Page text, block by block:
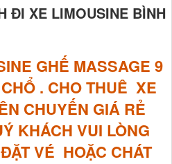
ĐI XE LIMOUSINE BÌNH
GHẾ MASSAGE 9
. CHO THUÊ XE
CHUYẾN GIÁ RẺ
KHÁCH VUI LÒNG
VÉ HOẶC CHÁT